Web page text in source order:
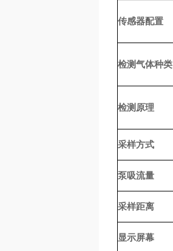
传感器配置
检测气体种类
检测原理
采样方式
泵吸流量
采样距离
显示屏幕